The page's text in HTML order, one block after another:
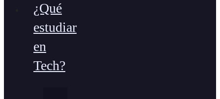
¿Qué
estudiar
en
Tech?